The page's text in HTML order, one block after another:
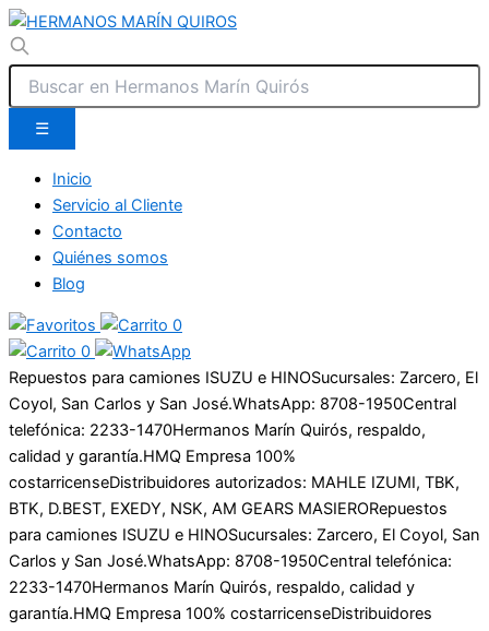
☰
Inicio
Servicio al Cliente
Contacto
Quiénes somos
Blog
0
0
Repuestos para camiones ISUZU e HINOSucursales: Zarcero, El
Coyol, San Carlos y San José.WhatsApp: 8708-1950Central
telefónica: 2233-1470Hermanos Marín Quirós, respaldo,
calidad y garantía.HMQ Empresa 100%
costarricenseDistribuidores autorizados: MAHLE IZUMI, TBK,
BTK, D.BEST, EXEDY, NSK, AM GEARS MASIERORepuestos
para camiones ISUZU e HINOSucursales: Zarcero, El Coyol, San
Carlos y San José.WhatsApp: 8708-1950Central telefónica:
2233-1470Hermanos Marín Quirós, respaldo, calidad y
garantía.HMQ Empresa 100% costarricenseDistribuidores